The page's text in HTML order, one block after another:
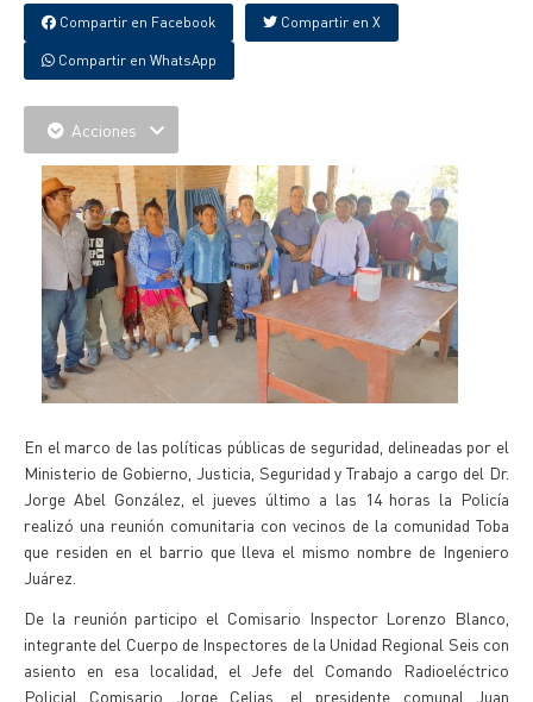
Compartir en Facebook Compartir en X
Compartir en WhatsApp
Acciones
En el marco de las políticas públicas de seguridad, delineadas por el
Ministerio de Gobierno, Justicia, Seguridad y Trabajo a cargo del Dr.
Jorge Abel González, el jueves último a las 14 horas la Policía
realizó una reunión comunitaria con vecinos de la comunidad Toba
que residen en el barrio que lleva el mismo nombre de Ingeniero
Juárez.
De la reunión participo el Comisario Inspector Lorenzo Blanco,
integrante del Cuerpo de Inspectores de la Unidad Regional Seis con
asiento en esa localidad, el Jefe del Comando Radioeléctrico
Policial Comisario Jorge Celias, el presidente comunal Juan